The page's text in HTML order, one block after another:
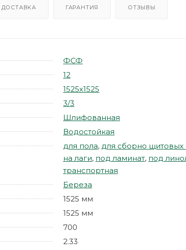
ДОСТАВКА ГАРАНТИЯ ОТЗЫВЫ
ФСФ
12
1525х1525
3/3
Шлифованная
Водостойкая
для пола, для сборно щитовых
на лаги, под ламинат, под
транспортная
Береза
1525 мм
1525 мм
700
2.33